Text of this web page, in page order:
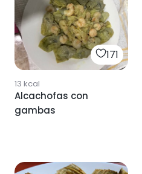
171
13 kcal
Alcachofas con
gambas